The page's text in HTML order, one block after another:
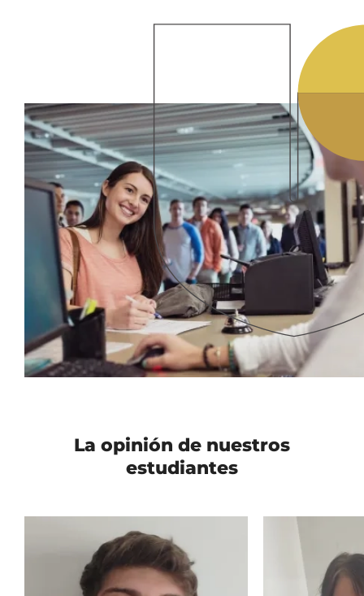
La opinión de nuestros
estudiantes